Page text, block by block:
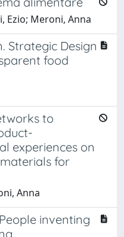
Ezio; Meroni, Anna
Strategic Design
food
to
experiences on
for
Anna
inventing